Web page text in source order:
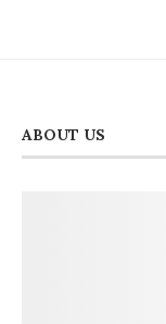
ABOUT US